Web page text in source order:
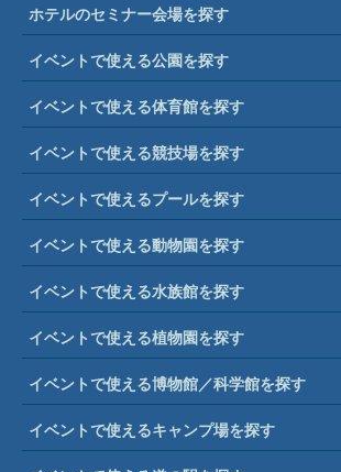
ホテルのセミナー会場を探す
イベントで使える公園を探す
イベントで使える体育館を探す
イベントで使える競技場を探す
イベントで使えるプールを探す
イベントで使える動物園を探す
イベントで使える水族館を探す
イベントで使える植物園を探す
イベントで使える博物館／科学館を探す
イベントで使えるキャンプ場を探す